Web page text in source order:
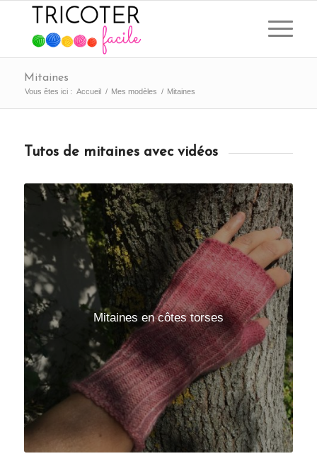
Mitaines
Vous êtes ici : Accueil / Mes modèles / Mitaines
Tutos de mitaines avec vidéos
Mitaines en côtes torses